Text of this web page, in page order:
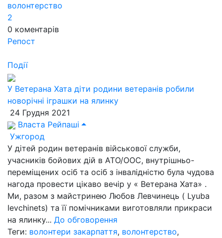
волонтерство
2
0 коментарів
Репост
Події
У Ветерана Хата діти родини ветеранів робили
новорічні іграшки на ялинку
24 Грудня 2021
Власта Рейпаші
Ужгород
У дітей родин ветеранів військової служби,
учасників бойових дій в АТО/ООС, внутрішньо-
переміщених осіб та осіб з інвалідністю була чудова
нагода провести цікаво вечір у « Ветерана Хата» .
Ми, разом з майстринею Любов Левчинець ( Lyuba
Ievchinets) та її помічниками виготовляли прикраси
на ялинку... До обговорення
Теги: волонтери закарпаття, волонтерство,